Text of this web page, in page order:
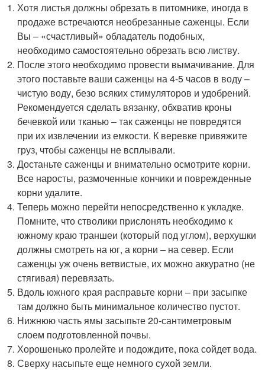
Хотя листья должны обрезать в питомнике, иногда в
продаже встречаются необрезанные саженцы. Если
Вы – «счастливый» обладатель подобных,
необходимо самостоятельно обрезать всю листву.
После этого необходимо провести вымачивание. Для
этого поставьте ваши саженцы на 4-5 часов в воду –
чистую воду, безо всяких стимуляторов и удобрений.
Рекомендуется сделать вязанку, обхватив кроны
бечевкой или тканью – так саженцы не повредятся
при их извлечении из емкости. К веревке привяжите
груз, чтобы саженцы не всплывали.
Достаньте саженцы и внимательно осмотрите корни.
Все наросты, размоченные кончики и поврежденные
корни удалите.
Теперь можно перейти непосредственно к укладке.
Помните, что стволики прислонять необходимо к
южному краю траншеи (который под углом), верхушки
должны смотреть на юг, а корни – на север. Если
саженцы уж очень ветвистые, их можно аккуратно (не
стягивая) перевязать.
Вдоль южного края расправьте корни – при засыпке
там должно быть минимальное количество пустот.
Нижнюю часть ямы засыпьте 20-сантиметровым
слоем подготовленной почвы.
Хорошенько пролейте и подождите, пока сойдет вода.
Сверху насыпьте еще немного сухой земли.